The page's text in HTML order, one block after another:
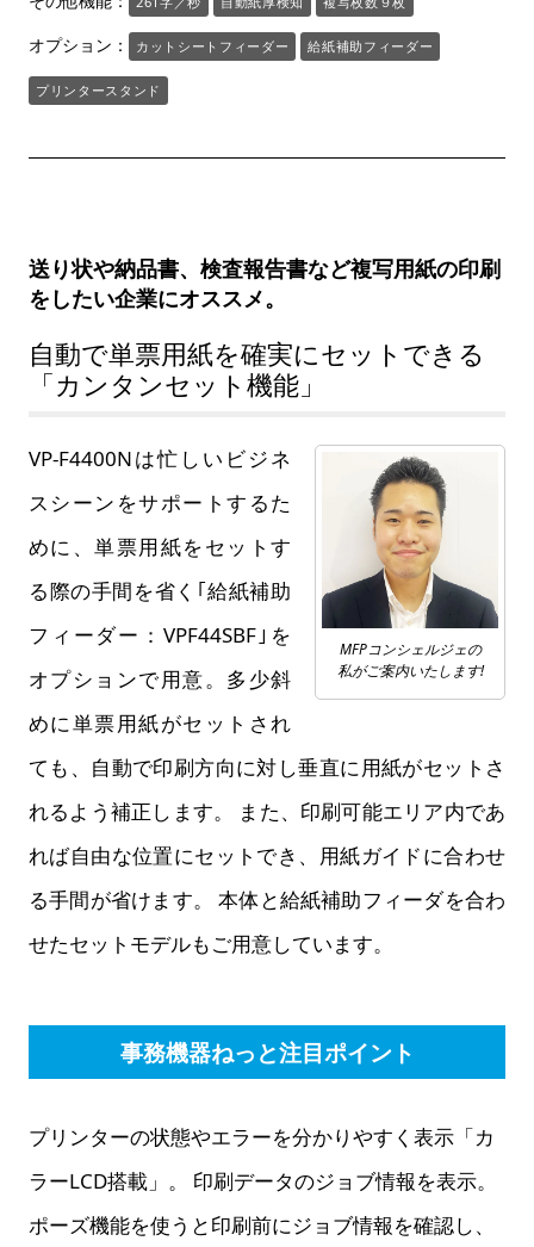
オプション： カットシートフィーダー 給紙補助フィーダー
プリンタースタンド
送り状や納品書、検査報告書など複写用紙の印刷
をしたい企業にオススメ。
自動で単票用紙を確実にセットできる
「カンタンセット機能」
MFPコンシェルジェの
私がご案内いたします!
VP-F4400Nは忙しいビジネ
スシーンをサポートするた
めに、単票用紙をセットす
る際の手間を省く｢給紙補助
フィーダー：VPF44SBF｣を
オプションで用意。多少斜
めに単票用紙がセットされ
ても、自動で印刷方向に対し垂直に用紙がセットさ
れるよう補正します。 また、印刷可能エリア内であ
れば自由な位置にセットでき、用紙ガイドに合わせ
る手間が省けます。 本体と給紙補助フィーダを合わ
せたセットモデルもご用意しています。
事務機器ねっと注目ポイント
プリンターの状態やエラーを分かりやすく表示「カ
ラーLCD搭載」。 印刷データのジョブ情報を表示。
ポーズ機能を使うと印刷前にジョブ情報を確認し、